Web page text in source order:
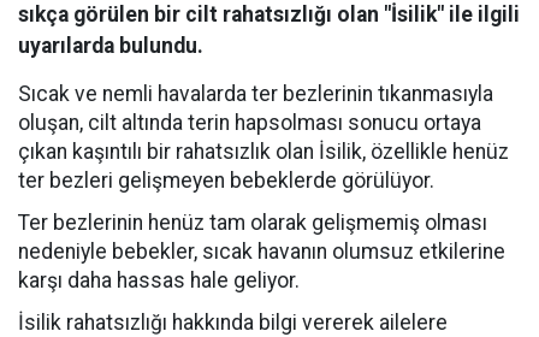
sıkça görülen bir cilt rahatsızlığı olan "İsilik" ile ilgili
uyarılarda bulundu.
Sıcak ve nemli havalarda ter bezlerinin tıkanmasıyla
oluşan, cilt altında terin hapsolması sonucu ortaya
çıkan kaşıntılı bir rahatsızlık olan İsilik, özellikle henüz
ter bezleri gelişmeyen bebeklerde görülüyor.
Ter bezlerinin henüz tam olarak gelişmemiş olması
nedeniyle bebekler, sıcak havanın olumsuz etkilerine
karşı daha hassas hale geliyor.
İsilik rahatsızlığı hakkında bilgi vererek ailelere